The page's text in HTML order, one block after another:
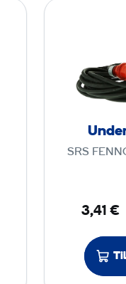
SRS
3,41 €